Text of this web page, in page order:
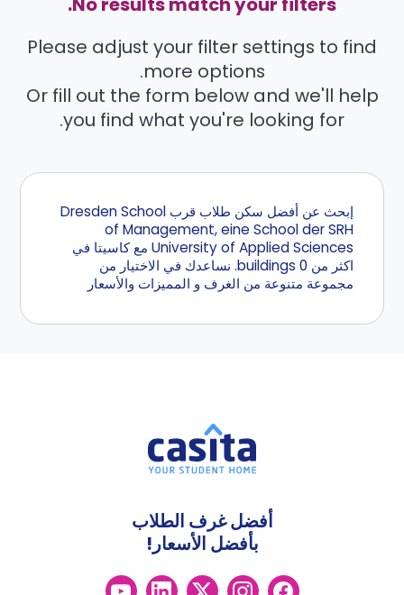
Please adjust your filter settings to find
more options.
Or fill out the form below and we'll help
you find what you're looking for.
إبحث عن أفضل سكن طلاب قرب Dresden School
of Management, eine School der SRH
University of Applied Sciences مع كاسيتا في
اكثر من 0 buildings. نساعدك في الاختيار من
مجموعة متنوعة من الغرف و المميزات والأسعار
أفضل غرف الطلاب
بأفضل الأسعار!